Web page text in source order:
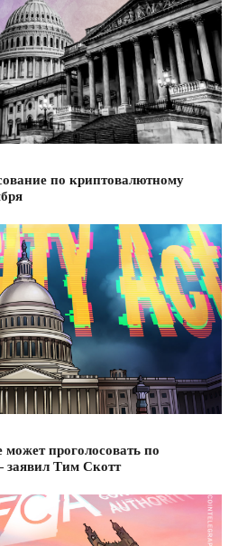
по криптовалютному
проголосовать по
Тим Скотт